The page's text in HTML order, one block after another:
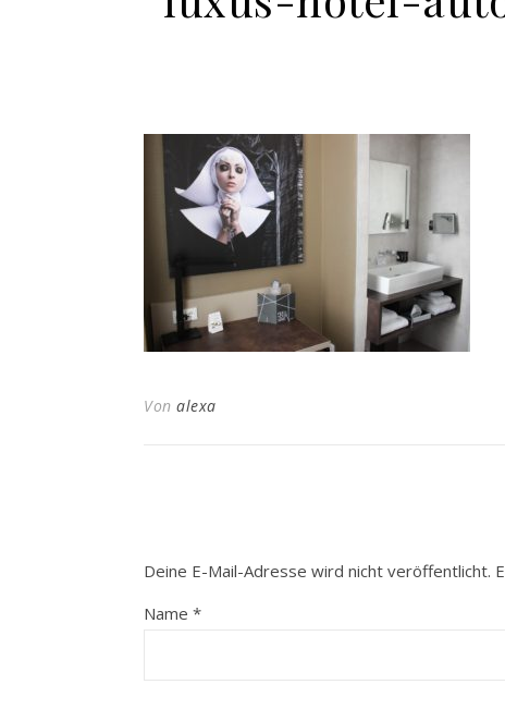
Von alexa
Deine E-Mail-Adresse wird nicht veröffentlicht.
Name *